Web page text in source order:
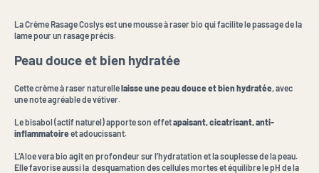
La Crème Rasage Coslys est une mousse à raser bio qui facilite le passage de la
lame pour un rasage précis.
Peau douce et bien hydratée
Cette crème à raser naturellelaisse une peau douce et bien hydratée , avec
une note agréable de vétiver.
Le bisabol (actif naturel) apporte son effetapaisant, cicatrisant, anti-
inflammatoireet adoucissant.
L’Aloe vera bio agit en profondeur sur l’hydratation et la souplesse de la peau.
Elle favorise aussi la desquamation des cellules mortes et équilibre le pH de la